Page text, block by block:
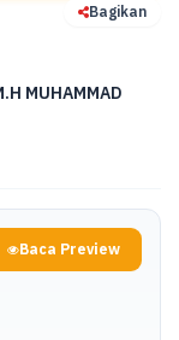
Bagikan
MUHAMMAD
Baca Preview